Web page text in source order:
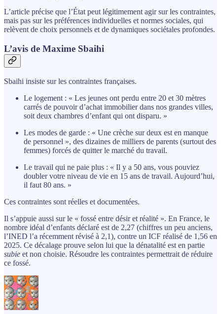
L’article précise que l’État peut légitimement agir sur les contraintes,
mais pas sur les préférences individuelles et normes sociales, qui
relèvent de choix personnels et de dynamiques sociétales profondes.
L’avis de Maxime Sbaihi
Sbaihi insiste sur les contraintes françaises.
Le logement : « Les jeunes ont perdu entre 20 et 30 mètres
carrés de pouvoir d’achat immobilier dans nos grandes villes,
soit deux chambres d’enfant qui ont disparu. »
Les modes de garde : « Une crèche sur deux est en manque
de personnel », des dizaines de milliers de parents (surtout des
femmes) forcés de quitter le marché du travail.
Le travail qui ne paie plus : « Il y a 50 ans, vous pouviez
doubler votre niveau de vie en 15 ans de travail. Aujourd’hui,
il faut 80 ans. »
Ces contraintes sont réelles et documentées.
Il s’appuie aussi sur le « fossé entre désir et réalité ». En France, le
nombre idéal d’enfants déclaré est de 2,27 (chiffres un peu anciens,
l’INED l’a récemment révisé à 2,1), contre un ICF réalisé de 1,56 en
2025. Ce décalage prouve selon lui que la dénatalité est en partie
subie et non choisie. Résoudre les contraintes permettrait de réduire
ce fossé.